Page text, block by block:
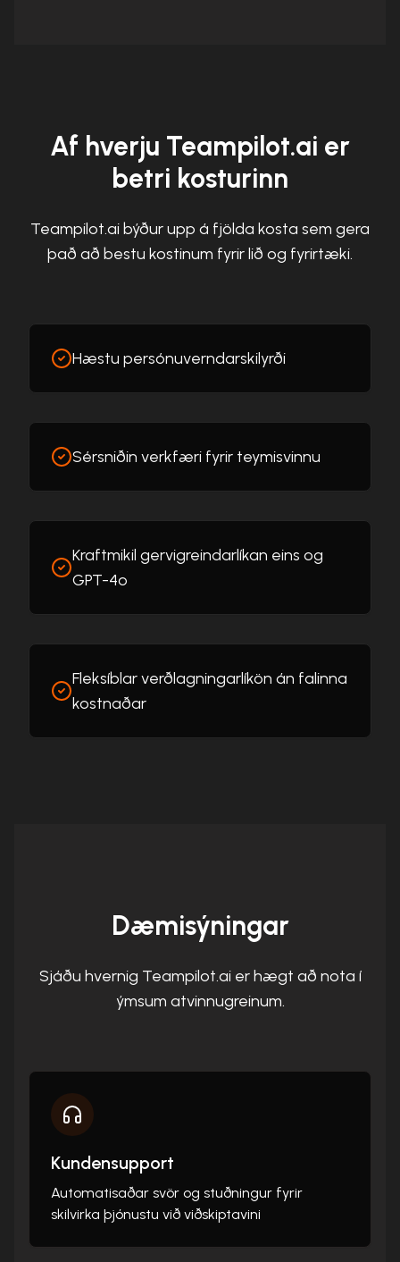
Af hverju Teampilot.ai er
betri kosturinn
Teampilot.ai býður upp á fjölda kosta sem gera
það að bestu kostinum fyrir lið og fyrirtæki.
Hæstu persónuverndarskilyrði
Sérsniðin verkfæri fyrir teymisvinnu
Kraftmikil gervigreindarlíkan eins og
GPT-4o
Fleksíblar verðlagningarlíkön án falinna
kostnaðar
Dæmisýningar
Sjáðu hvernig Teampilot.ai er hægt að nota í
ýmsum atvinnugreinum.
Kundensupport
Automatisaðar svör og stuðningur fyrir
skilvirka þjónustu við viðskiptavini